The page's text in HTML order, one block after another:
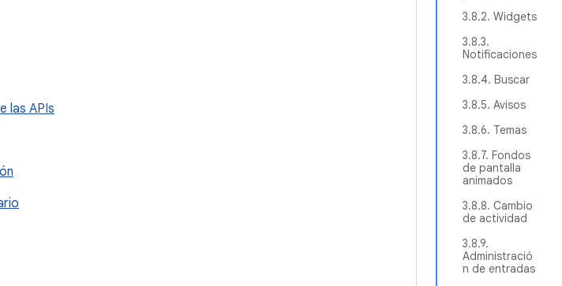
3.8.2. Widgets
3.8.3.
Notificaciones
3.8.4. Buscar
3.8.5. Avisos
3.8.6. Temas
3.8.7. Fondos
de pantalla
animados
3.8.8. Cambio
de actividad
3.8.9.
Administració
n de entradas
las APIs